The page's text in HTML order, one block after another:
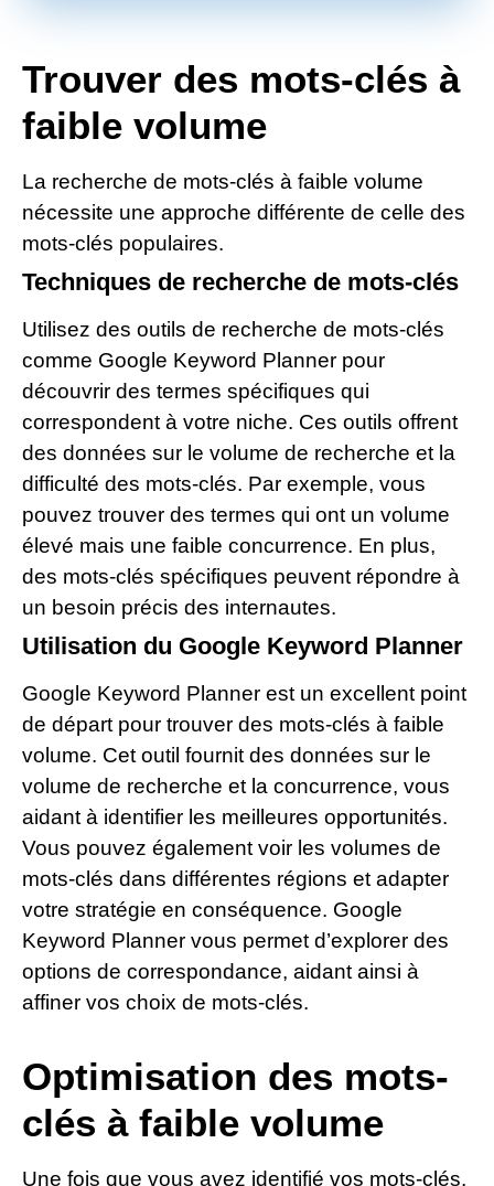
Trouver des mots-clés à
faible volume
La recherche de mots-clés à faible volume
nécessite une approche différente de celle des
mots-clés populaires.
Techniques de recherche de mots-clés
Utilisez des outils de recherche de mots-clés
comme Google Keyword Planner pour
découvrir des termes spécifiques qui
correspondent à votre niche. Ces outils offrent
des données sur le volume de recherche et la
difficulté des mots-clés. Par exemple, vous
pouvez trouver des termes qui ont un volume
élevé mais une faible concurrence. En plus,
des mots-clés spécifiques peuvent répondre à
un besoin précis des internautes.
Utilisation du Google Keyword Planner
Google Keyword Planner est un excellent point
de départ pour trouver des mots-clés à faible
volume. Cet outil fournit des données sur le
volume de recherche et la concurrence, vous
aidant à identifier les meilleures opportunités.
Vous pouvez également voir les volumes de
mots-clés dans différentes régions et adapter
votre stratégie en conséquence. Google
Keyword Planner vous permet d’explorer des
options de correspondance, aidant ainsi à
affiner vos choix de mots-clés.
Optimisation des mots-
clés à faible volume
Une fois que vous avez identifié vos mots-clés,